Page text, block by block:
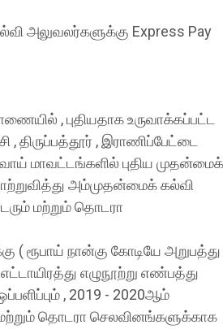
அலுவலர்களுக்கு Express Pay
, புதியதாக உருவாக்கப்பட்ட
, திருப்பத்தூர் , இராணிப்பேட்டை
மாவட்டங்களில் புதிய முதன்மைக்
அம்முதன்மைக் கல்வி
மற்றும் தொடரா
( ரூபாய் நான்கு கோடியே அறுபத்து
எழுநூற்று எண்பத்து
, 2019 - 2020ஆம்
தொடரா செலவினங்களுக்காக